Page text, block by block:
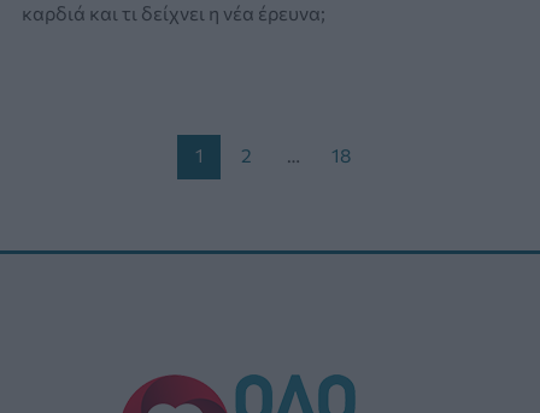
καρδιά και τι δείχνει η νέα έρευνα;
1 2 … 18